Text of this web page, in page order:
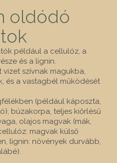
oldódó
például a cellulóz, a
és a lignin.
szívnak magukba,
és a vas­tagbél működését
(például káposzta,
búzakorpa, teljes kiőrlésű
olajos magvak (mák,
mag­vak külső
lignin: növények dur­vább,